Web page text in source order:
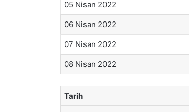
05 Nisan 2022
06 Nisan 2022
07 Nisan 2022
08 Nisan 2022
Tarih